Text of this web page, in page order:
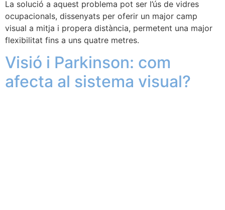
La solució a aquest problema pot ser l’ús de vidres
ocupacionals, dissenyats per oferir un major camp
visual a mitja i propera distància, permetent una major
flexibilitat fins a uns quatre metres.
Visió i Parkinson: com
afecta al sistema visual?